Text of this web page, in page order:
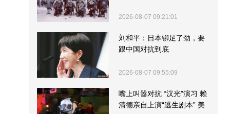
2026-08-07 09:21:01
刘和平：日本铆足了劲，要
跟中国对抗到底
2026-08-07 09:55:09
嘴上叫嚣对抗 “汉光”演习 赖
清德亲自上演“逃生剧本” 美